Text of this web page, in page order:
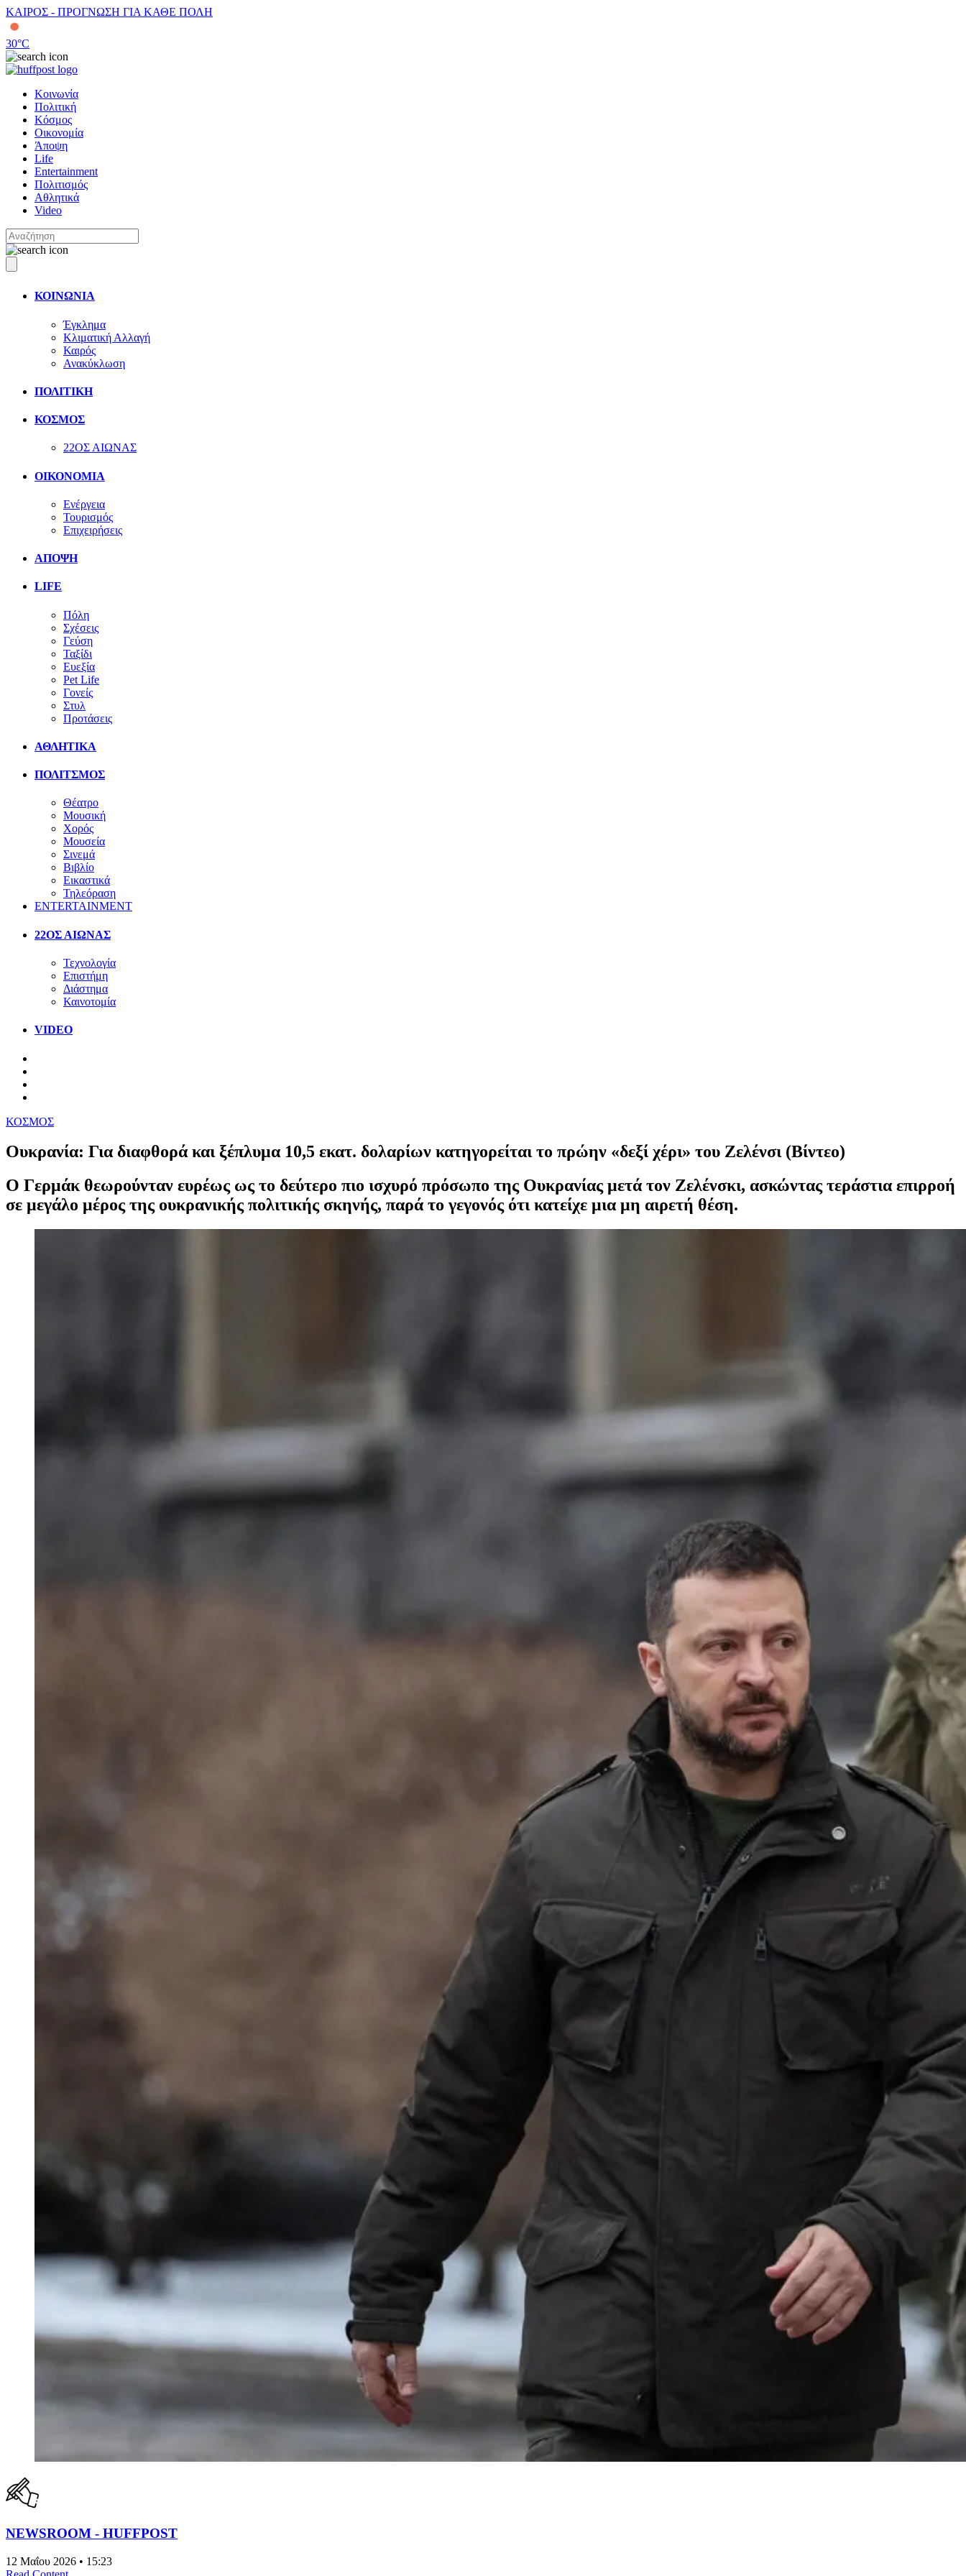
ΚΑΙΡΟΣ - ΠΡΟΓΝΩΣΗ ΓΙΑ ΚΑΘΕ ΠΟΛΗ
30°C
Κοινωνία
Πολιτική
Κόσμος
Οικονομία
Άποψη
Life
Entertainment
Πολιτισμός
Αθλητικά
Video
ΚΟΙΝΩΝΙΑ
Έγκλημα
Κλιματική Αλλαγή
Καιρός
Ανακύκλωση
ΠΟΛΙΤΙΚΗ
ΚΟΣΜΟΣ
22ΟΣ ΑΙΩΝΑΣ
ΟΙΚΟΝΟΜΙΑ
Ενέργεια
Τουρισμός
Επιχειρήσεις
ΑΠΟΨΗ
LIFE
Πόλη
Σχέσεις
Γεύση
Ταξίδι
Ευεξία
Pet Life
Γονείς
Στυλ
Προτάσεις
ΑΘΛΗΤΙΚΑ
ΠΟΛΙΤΣΜΟΣ
Θέατρο
Μουσική
Χορός
Μουσεία
Σινεμά
Βιβλίο
Εικαστικά
Τηλεόραση
ENTERTAINMENT
22ΟΣ ΑΙΩΝΑΣ
Τεχνολογία
Επιστήμη
Διάστημα
Καινοτομία
VIDEO
ΚΟΣΜΟΣ
Ουκρανία: Για διαφθορά και ξέπλυμα 10,5 εκατ. δολαρίων κατηγορείται το πρώην «δεξί χέρι» του Ζελένσι (Βίντεο)
Ο Γερμάκ θεωρούνταν ευρέως ως το δεύτερο πιο ισχυρό πρόσωπο της Ουκρανίας μετά τον Ζελένσκι, ασκώντας τεράστια επιρροή
σε μεγάλο μέρος της ουκρανικής πολιτικής σκηνής, παρά το γεγονός ότι κατείχε μια μη αιρετή θέση.
NEWSROOM - HUFFPOST
12 Μαΐου 2026 • 15:23